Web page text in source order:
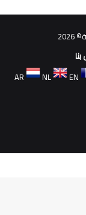
AR
NL EN